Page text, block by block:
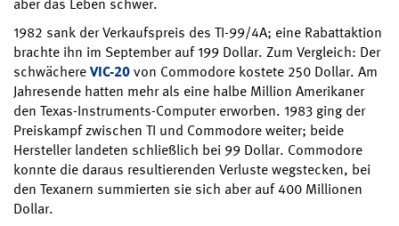
1982 sank der Verkaufspreis des TI-99/4A; eine Rabattaktion
brachte ihn im September auf 199 Dollar. Zum Vergleich: Der
schwächereVIC-20von Commodore kostete 250 Dollar. Am
Jahresende hatten mehr als eine halbe Million Amerikaner
den Texas-Instruments-Computer erworben. 1983 ging der
Preiskampf zwischen TI und Commodore weiter; beide
Hersteller landeten schließlich bei 99 Dollar. Commodore
konnte die daraus resultierenden Verluste wegstecken, bei
den Texanern summierten sie sich aber auf 400 Millionen
Dollar.